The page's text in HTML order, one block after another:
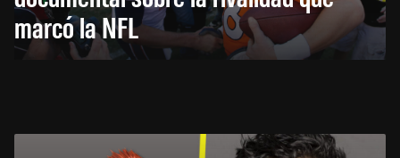
marcó la NFL